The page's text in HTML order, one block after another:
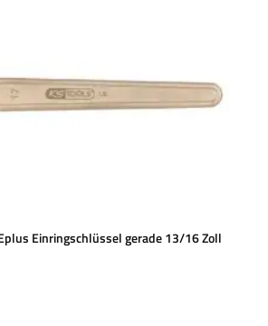
Einringschlüssel gerade 13/16 Zoll